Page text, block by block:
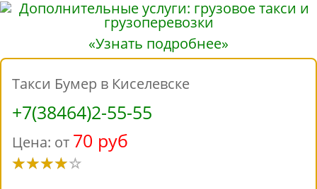
«Узнать подробнее»
Такси Бумер в Киселевске
+7(38464)2-55-55
Цена: от 70 руб